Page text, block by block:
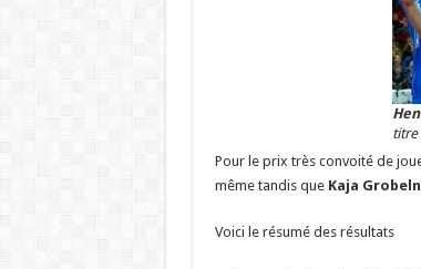
titre
Pour le prix très convoité de
même tandis que Kaja
Voici le résumé des résultats